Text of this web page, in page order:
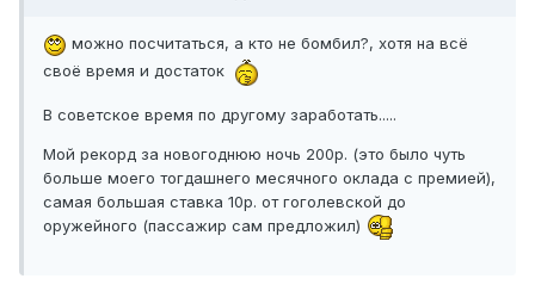
можно посчитаться, а кто не бомбил?, хотя на всё
своё время и достаток
В советское время по другому заработать.....
Мой рекорд за новогоднюю ночь 200р. (это было чуть
больше моего тогдашнего месячного оклада с премией),
самая большая ставка 10р. от гоголевской до
оружейного (пассажир сам предложил)